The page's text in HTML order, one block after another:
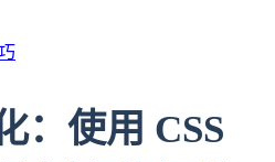
：使用 CSS